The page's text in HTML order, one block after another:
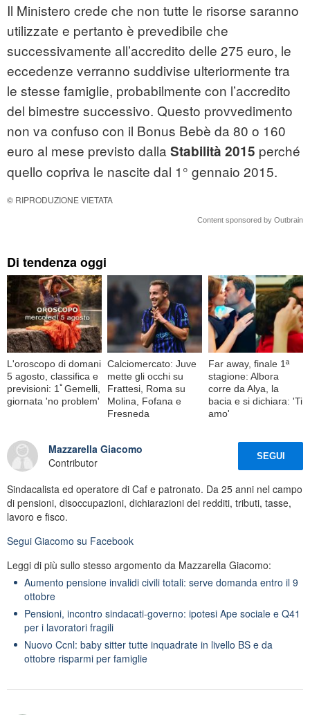
Il Ministero crede che non tutte le risorse saranno
utilizzate e pertanto è prevedibile che
successivamente all’accredito delle 275 euro, le
eccedenze verranno suddivise ulteriormente tra
le stesse famiglie, probabilmente con l’accredito
del bimestre successivo. Questo provvedimento
non va confuso con il Bonus Bebè da 80 o 160
euro al mese previsto dalla Stabilità 2015 perché
quello copriva le nascite dal 1° gennaio 2015.
© RIPRODUZIONE VIETATA
Content sponsored by Outbrain
Di tendenza oggi
L'oroscopo di domani
5 agosto, classifica e
previsioni: 1ﾟGemelli,
giornata 'no problem'
Calciomercato: Juve
mette gli occhi su
Frattesi, Roma su
Molina, Fofana e
Fresneda
Far away, finale 1ª
stagione: Albora
corre da Alya, la
bacia e si dichiara: 'Ti
amo'
Mazzarella Giacomo
Contributor
SEGUI
Sindacalista ed operatore di Caf e patronato. Da 25 anni nel campo
di pensioni, disoccupazioni, dichiarazioni dei redditi, tributi, tasse,
lavoro e fisco.
Segui Giacomo su Facebook
Leggi di più sullo stesso argomento da Mazzarella Giacomo:
Aumento pensione invalidi civili totali: serve domanda entro il 9
ottobre
Pensioni, incontro sindacati-governo: ipotesi Ape sociale e Q41
per i lavoratori fragili
Nuovo Ccnl: baby sitter tutte inquadrate in livello BS e da
ottobre risparmi per famiglie